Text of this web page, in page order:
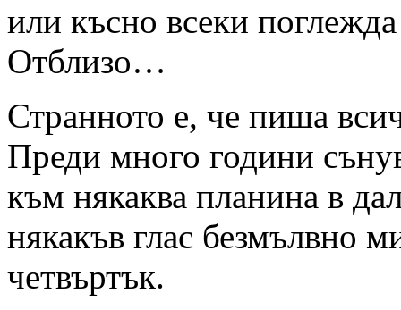
или късно всеки
Отблизо…
Странното е, че пиша
Преди много години
към някаква планина в
някакъв глас безмълвно
четвъртък.